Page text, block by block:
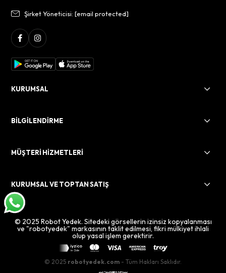
Şirket Yöneticisi:[email protected]
KURUMSAL
BİLGİLENDİRME
MÜŞTERİ HİZMETLERİ
KURUMSAL VE TOPTAN SATIŞ
© 2025 Robot Yedek. Sitedeki görsellerin izinsiz kopyalanması
ve "robotyedek" markasının taklit edilmesi, fikri mülkiyet ihlali
olup yasal işlem gerektirir.
© 2025 robotyedek.com - Tüm Hakları Saklıdır.